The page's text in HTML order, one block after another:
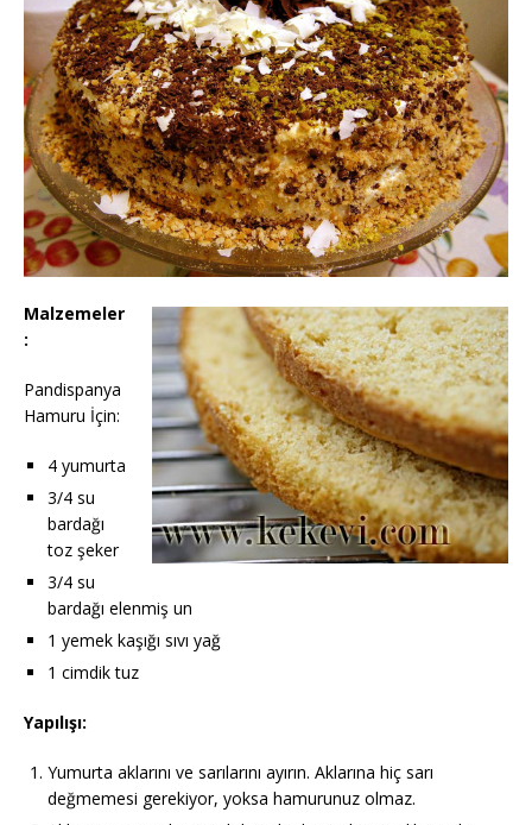
Malzemeler
:
Pandispanya
Hamuru İçin:
4 yumurta
3/4 su
bardağı
toz şeker
3/4 su
bardağı elenmiş un
1 yemek kaşığı sıvı yağ
1 cimdik tuz
Yapılışı:
Yumurta aklarını ve sarılarını ayırın. Aklarına hiç sarı
değmemesi gerekiyor, yoksa hamurunuz olmaz.